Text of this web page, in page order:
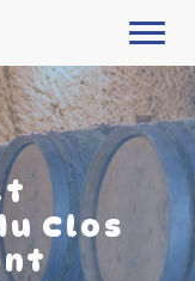
Clos